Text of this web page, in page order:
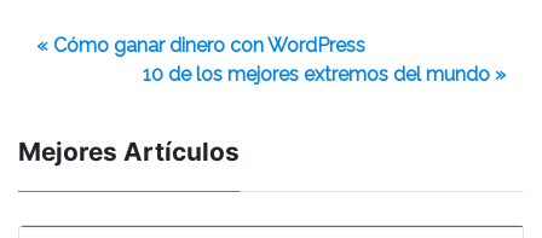
« Cómo ganar dinero con WordPress
10 de los mejores extremos del mundo »
Mejores Artículos